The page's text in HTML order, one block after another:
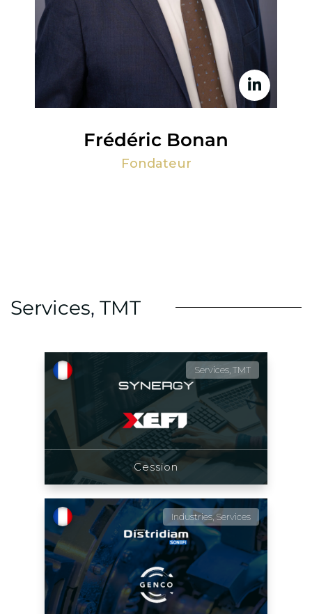
Frédéric Bonan
Fondateur
Services, TMT
Services, TMT
Cession
Industries, Services